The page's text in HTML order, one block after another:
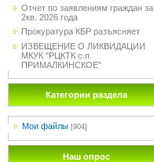
Отчет по заявлениям граждан за
2кв. 2026 года
Прокуратура КБР разъясняет
ИЗВЕЩЕНИЕ О ЛИКВИДАЦИИ
МКУК "РЦКТК с.п.
ПРИМАЛКИНСКОЕ"
Категории раздела
Мои файлы [904]
Наш опрос